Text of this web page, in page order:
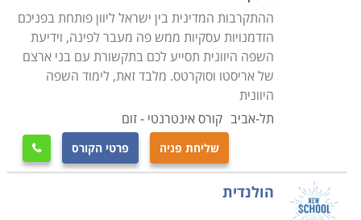
ההתקרבות המדינית בין ישראל ליוון פותחת בפניכם
הזדמנויות עסקיות ממש פה מעבר לפינה, וידיעת
השפה היוונית תסייע לכם בתקשורת עם בני ארצם
של אריסטו וסוקרטס. מלבד זאת, לימוד השפה
היוונית
תל-אביב קורס אינטרנטי - זום
שליחת פניה פרטי הקורס 
הולנדית